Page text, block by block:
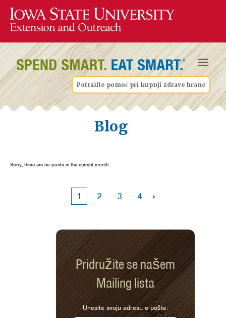
Potražite pomoć pri kupnji zdrave hrane
Blog
Sorry, there are no posts in the current month.
1 2 3 4 ›
Pridružite se našem
Mailing lista
Unesite svoju adresu e-pošte: